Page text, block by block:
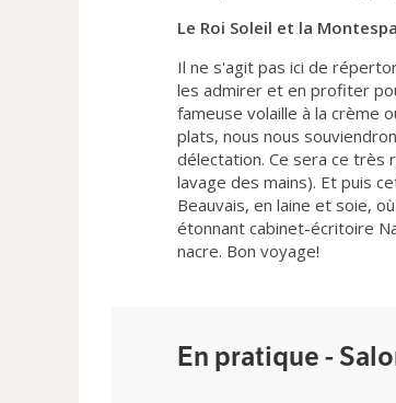
Le Roi Soleil et la
Il ne s'agit pas ici de
les admirer et en profiter
fameuse volaille à la crème
plats, nous nous
délectation. Ce sera ce très
lavage des mains). Et puis
Beauvais, en laine et soie,
étonnant cabinet-écritoire
nacre. Bon voyage!
En pratique -